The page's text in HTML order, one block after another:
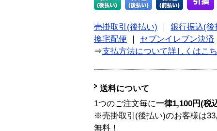
売掛取引(後払い)
銀行振込(後
換宅配便
セブンイレブン決済
⇒支払方法について詳しくはこ
送料について
1つのご注文毎に一律1,100円(税
※売掛取引(後払い)のお客様は
無料！